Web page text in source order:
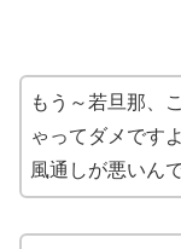
もう～若旦那、
ゃってダメです
風通しが悪いん